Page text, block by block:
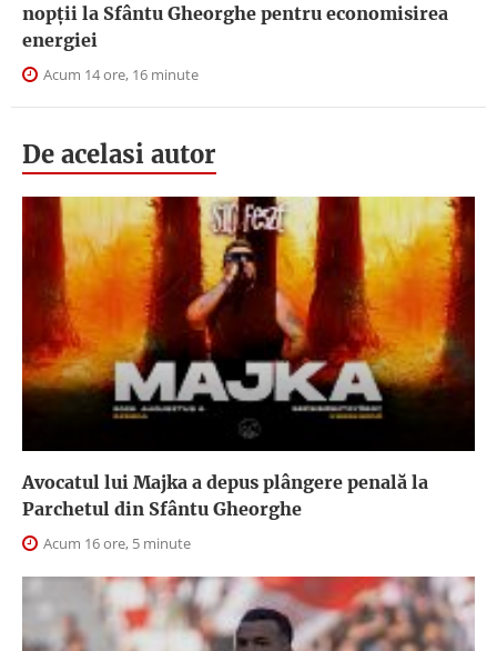
nopţii la Sfântu Gheorghe pentru economisirea
energiei
Acum 14 ore, 16 minute
De acelasi autor
Avocatul lui Majka a depus plângere penală la
Parchetul din Sfântu Gheorghe
Acum 16 ore, 5 minute